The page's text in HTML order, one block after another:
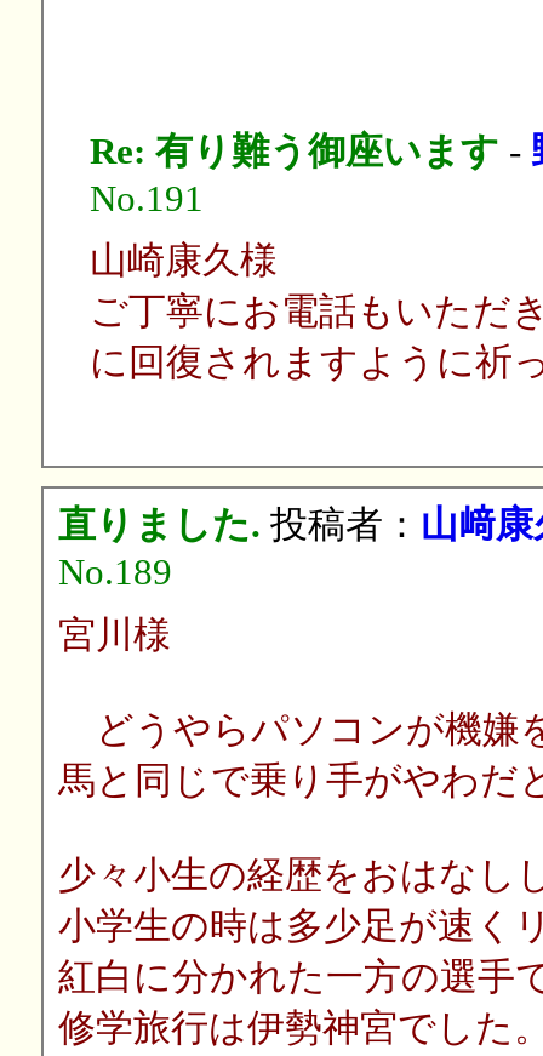
Re: 有り難う御座います -
No.191
山崎康久様
ご丁寧にお電話もいただ
に回復されますように祈
直りました. 投稿者： 山﨑康
No.189
宮川様
どうやらパソコンが機嫌
馬と同じで乗り手がやわだ
少々小生の経歴をおはなし
小学生の時は多少足が速く
紅白に分かれた一方の選手
修学旅行は伊勢神宮でした